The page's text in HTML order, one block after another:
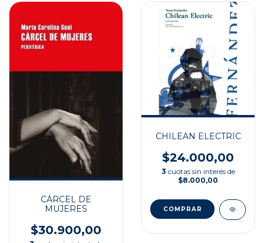
CÁRCEL DE
MUJERES
$30.900,00
CHILEAN ELECTRIC
$24.000,00
3 cuotas sin interés de
$8.000,00